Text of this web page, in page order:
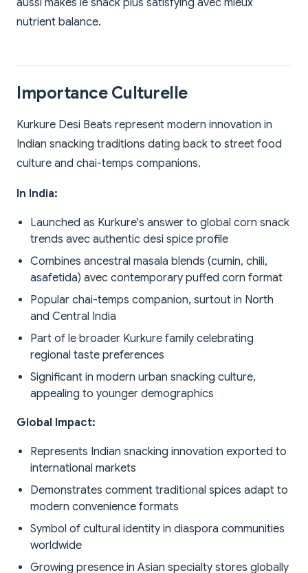
aussi makes le snack plus satisfying avec mieux
nutrient balance.
Importance Culturelle
Kurkure Desi Beats represent modern innovation in
Indian snacking traditions dating back to street food
culture and chai-temps companions.
In India:
Launched as Kurkure's answer to global corn snack
trends avec authentic desi spice profile
Combines ancestral masala blends (cumin, chili,
asafetida) avec contemporary puffed corn format
Popular chai-temps companion, surtout in North
and Central India
Part of le broader Kurkure family celebrating
regional taste preferences
Significant in modern urban snacking culture,
appealing to younger demographics
Global Impact:
Represents Indian snacking innovation exported to
international markets
Demonstrates comment traditional spices adapt to
modern convenience formats
Symbol of cultural identity in diaspora communities
worldwide
Growing presence in Asian specialty stores globally